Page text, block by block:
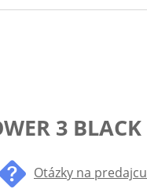
3 BLACK
Otázky na predajcu